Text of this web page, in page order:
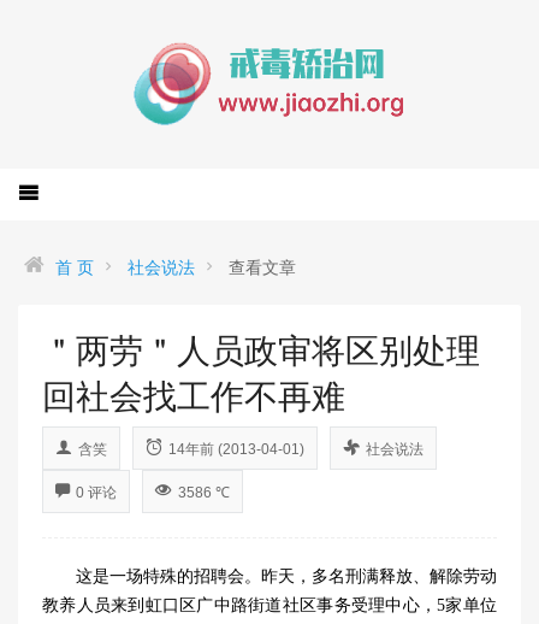
首 页 社会说法 查看文章
＂两劳＂人员政审将区别处理
回社会找工作不再难
含笑 14年前 (2013-04-01) 社会说法
0 评论 3586 ℃
这是一场特殊的招聘会。昨天，多名刑满释放、解除劳动
教养人员来到虹口区广中路街道社区事务受理中心，5家单位